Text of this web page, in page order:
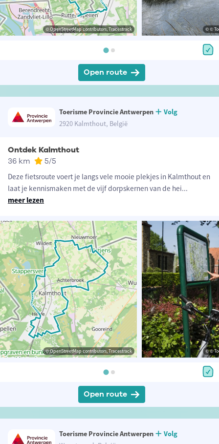
© OpenStreetMap contributors, Tracestrack © ©
Open route
Toerisme Provincie Antwerpen
Volg
2920 Kalmthout, België
Ontdek Kalmthout
36 km 5/5
Deze fietsroute voert je langs vele mooie plekjes in Kalmthout en
laat je kennismaken met de vijf dorpskernen van de hei...
meer lezen
© OpenStreetMap contributors, Tracestrack © ©
Open route
Toerisme Provincie Antwerpen
Volg